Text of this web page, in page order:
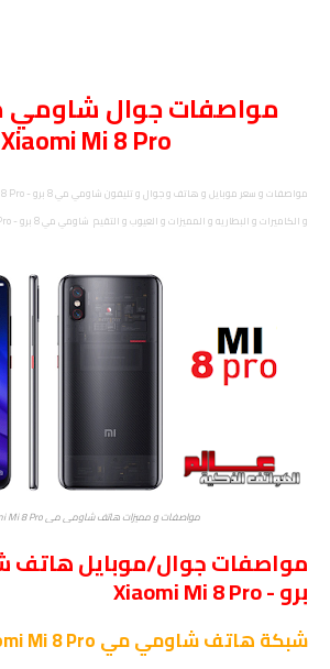
مواصفاتجوال
Xiaomi Mi 8 Pro
مواصفات و سعر موبايل و هاتف و جوال و تليفونشاومي مي 8 برو - Xiaomi Mi 8 Pro -
و الكاميرات و البطاريه و المميزات و العيوب و التقيم شاومي مي 8 برو - Xiaomi Mi 8 Pro .
مواصفات و مميزات هاتف شاومي مي Xiaomi Mi 8 Pro
برو - Xiaomi Mi 8 Pro
شبكةهاتف شاومي مي Xiaomi Mi 8 Pro